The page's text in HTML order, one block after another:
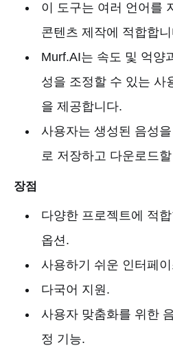
이 도구는 여러 언어를
콘텐츠 제작에 적합합
Murf.AI는 속도 및 억양
성을 조정할 수 있는 사
을 제공합니다.
사용자는 생성된 음성
로 저장하고 다운로드
장점
다양한 프로젝트에 적
옵션.
사용하기 쉬운 인터페
다국어 지원.
사용자 맞춤화를 위한
정 기능.